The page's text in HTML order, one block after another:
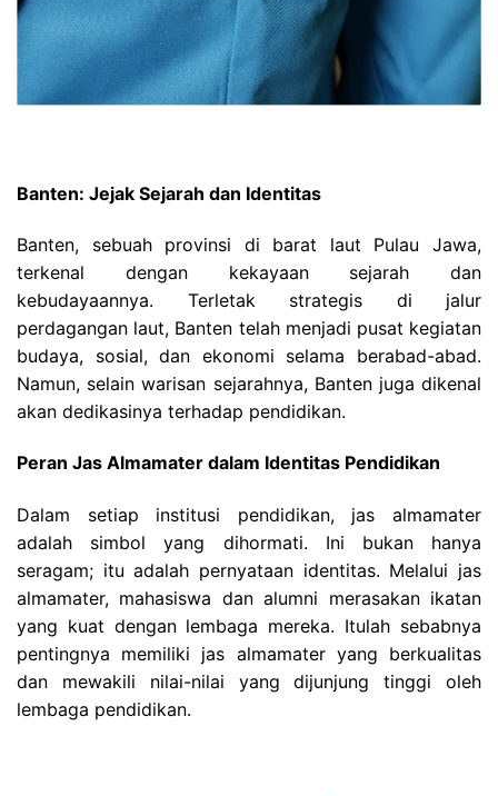
Banten: Jejak Sejarah dan Identitas
Banten, sebuah provinsi di barat laut Pulau Jawa,
terkenal dengan kekayaan sejarah dan
kebudayaannya. Terletak strategis di jalur
perdagangan laut, Banten telah menjadi pusat kegiatan
budaya, sosial, dan ekonomi selama berabad-abad.
Namun, selain warisan sejarahnya, Banten juga dikenal
akan dedikasinya terhadap pendidikan.
Peran Jas Almamater dalam Identitas Pendidikan
Dalam setiap institusi pendidikan, jas almamater
adalah simbol yang dihormati. Ini bukan hanya
seragam; itu adalah pernyataan identitas. Melalui jas
almamater, mahasiswa dan alumni merasakan ikatan
yang kuat dengan lembaga mereka. Itulah sebabnya
pentingnya memiliki jas almamater yang berkualitas
dan mewakili nilai-nilai yang dijunjung tinggi oleh
lembaga pendidikan.